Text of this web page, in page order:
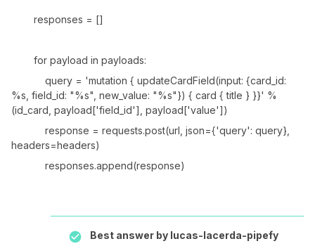
responses = []
for payload in payloads:
query = 'mutation { updateCardField(input: {card_id:
%s, field_id: "%s", new_value: "%s"}) { card { title } }}' %
(id_card, payload['field_id'], payload['value'])
response = requests.post(url, json={'query': query},
headers=headers)
responses.append(response)
Best answer by lucas-lacerda-pipefy